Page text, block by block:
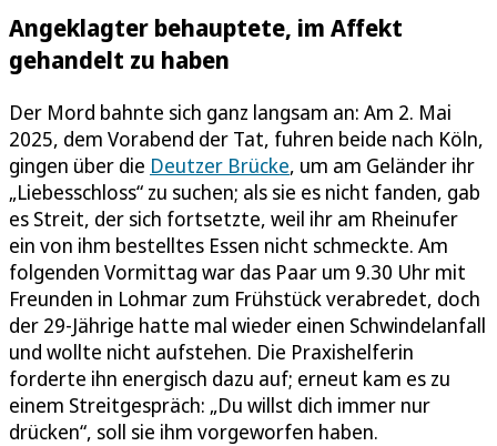
Angeklagter behauptete, im Affekt
gehandelt zu haben
Der Mord bahnte sich ganz langsam an: Am 2. Mai
2025, dem Vorabend der Tat, fuhren beide nach Köln,
gingen über die Deutzer Brücke, um am Geländer ihr
„Liebesschloss“ zu suchen; als sie es nicht fanden, gab
es Streit, der sich fortsetzte, weil ihr am Rheinufer
ein von ihm bestelltes Essen nicht schmeckte. Am
folgenden Vormittag war das Paar um 9.30 Uhr mit
Freunden in Lohmar zum Frühstück verabredet, doch
der 29-Jährige hatte mal wieder einen Schwindelanfall
und wollte nicht aufstehen. Die Praxishelferin
forderte ihn energisch dazu auf; erneut kam es zu
einem Streitgespräch: „Du willst dich immer nur
drücken“, soll sie ihm vorgeworfen haben.